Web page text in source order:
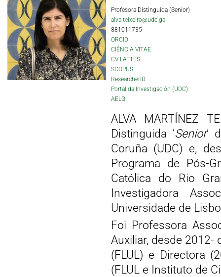
Profesora Distinguida (Senior)
alva.teixeiro@udc.gal
881011735
ORCID
CIÊNCIA VITAE
CV LATTES
SCOPUS
ResearcherID
Portal da Investigación (UDC)
AELG
ALVA MARTÍNEZ
Distinguida ‘Senior’
Coruña (UDC) e,
Programa de Pós-
Católica do Rio
Investigadora
Universidade de
Foi Professora
Auxiliar, desde 2012-
(FLUL) e Directora
(FLUL e Instituto de